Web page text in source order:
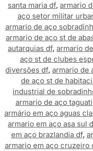
santa maria df, armario
aço setor militar
armario de aço
armario de aço st de
autarquias df, armario
aço st de clubes
diversões df, armario de
de aço st de
industrial de
armario de aço
armário em aço aguas
armario em aço asa sul
em aço brazlandia df,
armario em aço cruzeiro